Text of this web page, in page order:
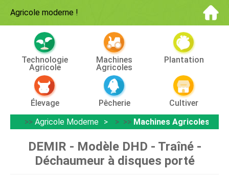
Agricole moderne !
Technologie
Agricole
Machines
Agricoles
Plantation
Élevage Pêcherie
Cultiver
>> Agricole Moderne > >> Machines Agricoles
DEMIR - Modèle DHD - Traîné -
Déchaumeur à disques porté